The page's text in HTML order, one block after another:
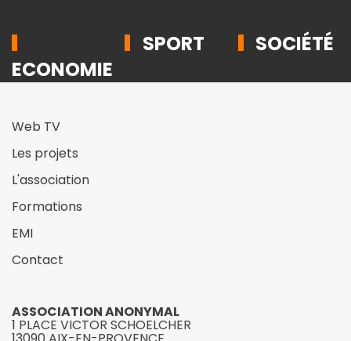
ECONOMIE
SPORT SOCIÉTÉ
Web TV
Les projets
L'association
Formations
EMI
Contact
ASSOCIATION ANONYMAL
1 PLACE VICTOR SCHOELCHER